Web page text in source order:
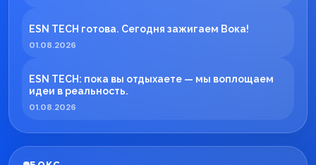
ESN TECH готова. Сегодня зажигаем Вока!
01.08.2026
ESN TECH: пока вы отдыхаете — мы воплощаем
идеи в реальность.
01.08.2026